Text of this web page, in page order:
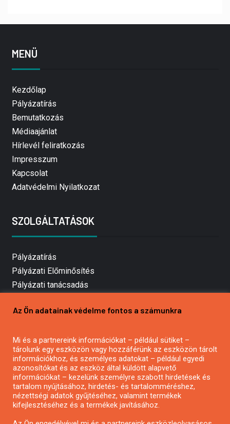
MENÜ
Kezdőlap
Pályázatírás
Bemutatkozás
Médiaajánlat
Hírlevél feliratkozás
Impresszum
Kapcsolat
Adatvédelmi Nyilatkozat
SZOLGÁLTATÁSOK
Pályázatírás
Pályázati Előminősítés
Pályázati tanácsadás
Mezőgazdasági pályázatírás
Pályázatírás civil szervezeteknek
Pályázatírás önkormányzatoknak
Pályázatfigyelés
Specifikus pályázatfigyelés vagy hírlevél
Az Ön adatainak védelme fontos a számunkra
Mi és a partnereink információkat – például sütiket –
tárolunk egy eszközön vagy hozzáférünk az eszközön tárolt
információkhoz, és személyes adatokat – például egyedi
azonosítókat és az eszköz által küldött alapvető
információkat – kezelünk személyre szabott hirdetések és
tartalom nyújtásához, hirdetés- és tartalomméréshez,
nézettségi adatok gyűjtéséhez, valamint termékek
kifejlesztéséhez és a termékek javításához.